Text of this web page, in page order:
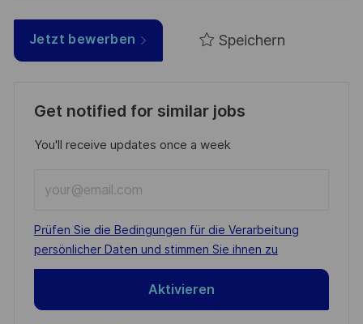
Jetzt bewerben Speichern
Get notified for similar jobs
You'll receive updates once a week
Email
address
(Required)
Required
Prüfen Sie die Bedingungen für die Verarbeitung
persönlicher Daten und stimmen Sie ihnen zu
Aktivieren